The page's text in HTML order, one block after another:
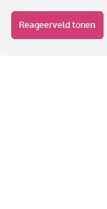
Reageerveld tonen